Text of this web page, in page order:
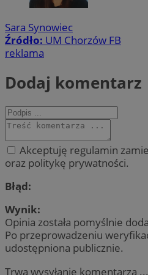
Sara Synowiec
Źródło: UM Chorzów FB
reklama
Dodaj komentarz
Akceptuję regulamin
oraz politykę prywatności.
Błąd:
Wynik:
Opinia została pomyślnie
Po przeprowadzeniu
udostępniona publicznie.
Trwa wysyłanie komentarza ...